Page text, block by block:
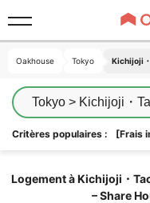
Oakhouse Tokyo Kichijoji
Tokyo >
Critères populaires : [Frais
Logement à Kichijoji・
– Share
Oakhouse Tokyo Kichijoji